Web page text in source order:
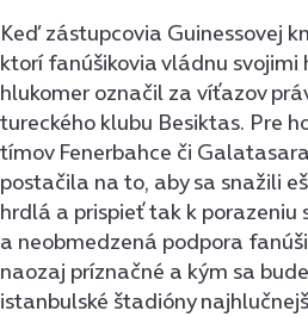
Keď zástupcovia Guinessovej
ktorí fanúšikovia vládnu
hlukomer označil za víťazov
tureckého klubu Besiktas. Pre
tímov Fenerbahce či
postačila na to, aby sa snažili
hrdlá a prispieť tak k porazeniu
a neobmedzená podpora
naozaj príznačné a kým sa
istanbulské štadióny